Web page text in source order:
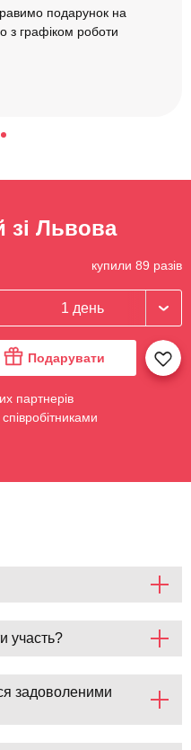
подарунок на
з графіком роботи
зі Львова
купили 89 разів
1 день
Подарувати
партнерів
участь?
задоволеними